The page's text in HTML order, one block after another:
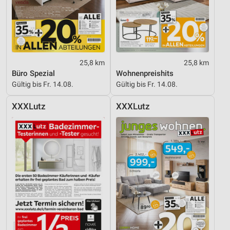
25,8 km
Büro Spezial
Gültig bis Fr. 14.08.
25,8 km
Wohnenpreishits
Gültig bis Fr. 14.08.
XXXLutz XXXLutz
Inhalten
IAB-Besonderheiten:
Verwendung genauer Standortdaten
Geräte anhand von aktiv angeforderten
Informationen identifizieren
Nicht-IAB-Verarbeitungszwecke:
Notwendig
Performance
Funktional
Werbung